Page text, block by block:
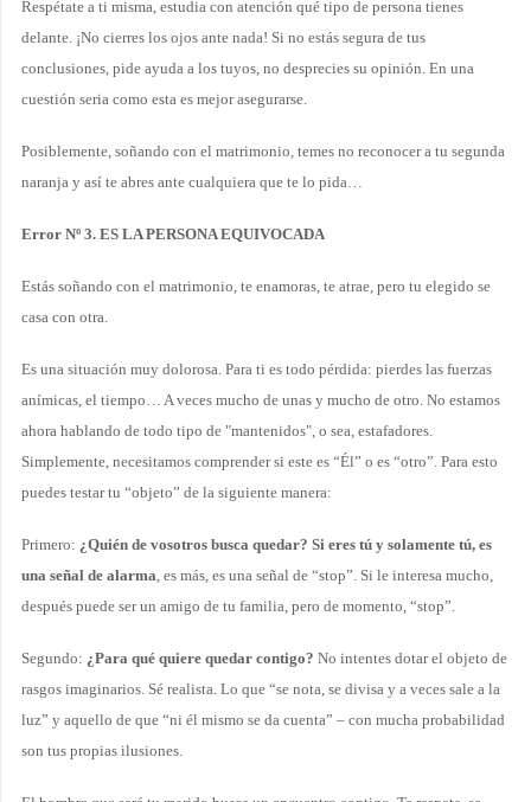
Respétate a ti misma, estudia con atención qué tipo de persona tienes
delante. ¡No cierres los ojos ante nada! Si no estás segura de tus
conclusiones, pide ayuda a los tuyos, no desprecies su opinión. En una
cuestión seria como esta es mejor asegurarse.
Posiblemente, soñando con el matrimonio, temes no reconocer a tu segunda
naranja y así te abres ante cualquiera que te lo pida…
Error Nº 3. ES LA PERSONA EQUIVOCADA
Estás soñando con el matrimonio, te enamoras, te atrae, pero tu elegido se
casa con otra.
Es una situación muy dolorosa. Para ti es todo pérdida: pierdes las fuerzas
anímicas, el tiempo… A veces mucho de unas y mucho de otro. No estamos
ahora hablando de todo tipo de "mantenidos", o sea, estafadores.
Simplemente, necesitamos comprender si este es “Él” o es “otro”. Para esto
puedes testar tu “objeto” de la siguiente manera:
Primero: ¿Quién de vosotros busca quedar? Si eres tú y solamente tú, es
una señal de alarma, es más, es una señal de “stop”. Si le interesa mucho,
después puede ser un amigo de tu familia, pero de momento, “stop”.
Segundo: ¿Para qué quiere quedar contigo? No intentes dotar el objeto de
rasgos imaginarios. Sé realista. Lo que “se nota, se divisa y a veces sale a la
luz” y aquello de que “ni él mismo se da cuenta” – con mucha probabilidad
son tus propias ilusiones.